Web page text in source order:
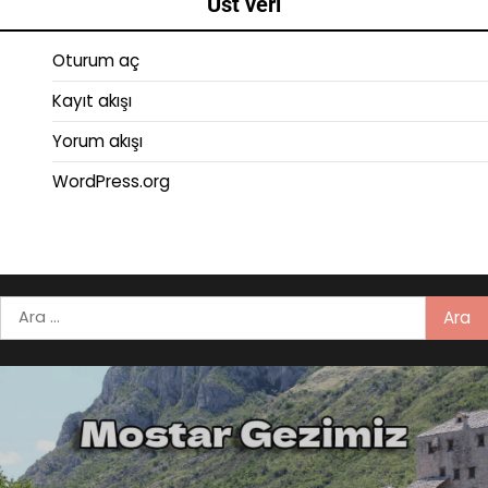
Oturum aç
Kayıt akışı
Yorum akışı
WordPress.org
Arama: